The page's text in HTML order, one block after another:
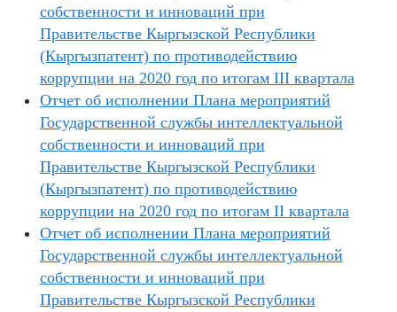
собственности и инноваций при
Правительстве Кыргызской Республики
(Кыргызпатент) по противодействию
коррупции на 2020 год по итогам III квартала
Отчет об исполнении Плана мероприятий
Государственной службы интеллектуальной
собственности и инноваций при
Правительстве Кыргызской Республики
(Кыргызпатент) по противодействию
коррупции на 2020 год по итогам II квартала
Отчет об исполнении Плана мероприятий
Государственной службы интеллектуальной
собственности и инноваций при
Правительстве Кыргызской Республики